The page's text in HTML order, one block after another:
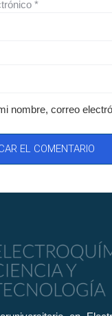
*
nombre, correo